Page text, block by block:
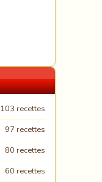
103 recettes
97 recettes
80 recettes
60 recettes